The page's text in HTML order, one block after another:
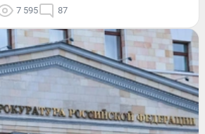
7 595 87